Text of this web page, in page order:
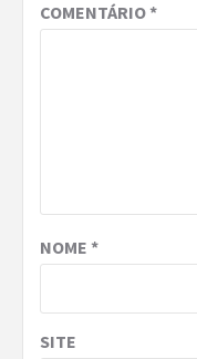
COMENTÁRIO*
NOME *
SITE